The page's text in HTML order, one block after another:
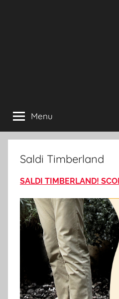
Menu
Saldi Timberland
SALDI TIMBERLAND!